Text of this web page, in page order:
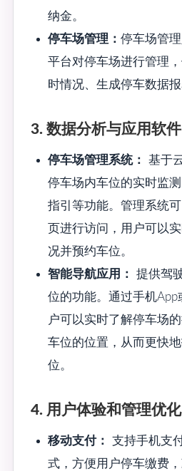
纳金。
停车场管理： 停车场管
平台对停车场进行管理
时情况、生成停车数据报
3. 数据分析与应用软件
停车场管理系统：
基于
停车场内车位的实时监
指引等功能。管理系统
页进行访问，用户可以
况并预约车位。
智能导航应用：
提供驾
位的功能。通过手机App
户可以实时了解停车场
车位的位置，从而更快
位。
4. 用户体验和管理优化
移动支付：
支持手机支
式，方便用户停车缴费